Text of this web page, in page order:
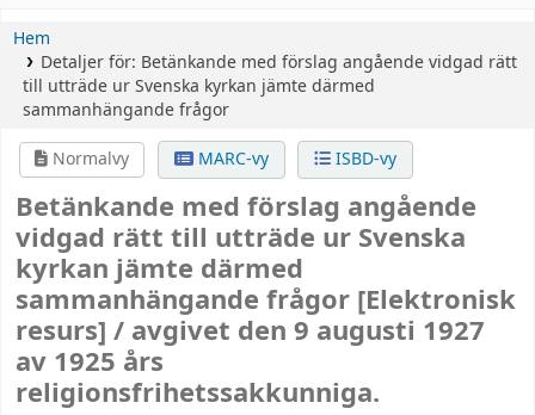
Hem
Detaljer för: Betänkande med förslag angående vidgad rätt
till utträde ur Svenska kyrkan jämte därmed
sammanhängande frågor
Normalvy
MARC-vy ISBD-vy
Betänkande med förslag angående
vidgad rätt till utträde ur Svenska
kyrkan jämte därmed
sammanhängande frågor [Elektronisk
resurs] / avgivet den 9 augusti 1927
av 1925 års
religionsfrihetssakkunniga.